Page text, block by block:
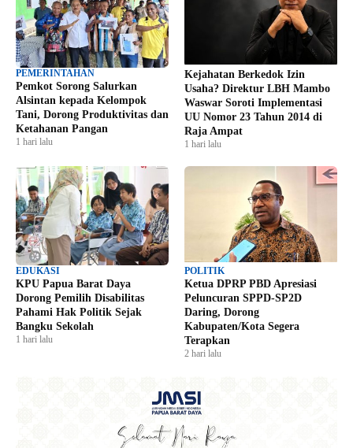
PEMERINTAHAN
Pemkot Sorong Salurkan
Alsintan kepada Kelompok
Tani, Dorong Produktivitas dan
Ketahanan Pangan
1 hari lalu
Kejahatan Berkedok Izin
Usaha? Direktur LBH Mambo
Waswar Soroti Implementasi
UU Nomor 23 Tahun 2014 di
Raja Ampat
1 hari lalu
EDUKASI
KPU Papua Barat Daya
Dorong Pemilih Disabilitas
Pahami Hak Politik Sejak
Bangku Sekolah
1 hari lalu
POLITIK
Ketua DPRP PBD Apresiasi
Peluncuran SPPD-SP2D
Daring, Dorong
Kabupaten/Kota Segera
Terapkan
2 hari lalu